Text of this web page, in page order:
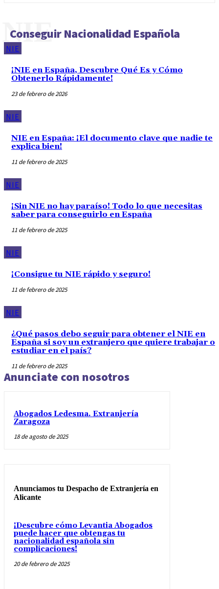
Conseguir Nacionalidad Española
NIE
NIE
¡NIE en España, Descubre Qué Es y Cómo
Obtenerlo Rápidamente!
23 de febrero de 2026
NIE
NIE en España: ¡El documento clave que nadie te
explica bien!
11 de febrero de 2025
NIE
¡Sin NIE no hay paraíso! Todo lo que necesitas
saber para conseguirlo en España
11 de febrero de 2025
NIE
¡Consigue tu NIE rápido y seguro!
11 de febrero de 2025
NIE
¿Qué pasos debo seguir para obtener el NIE en
España si soy un extranjero que quiere trabajar o
estudiar en el país?
11 de febrero de 2025
Anunciate con nosotros
Abogados Ledesma. Extranjería
Zaragoza
18 de agosto de 2025
Anunciamos tu Despacho de Extranjería en
Alicante
¡Descubre cómo Levantia Abogados
puede hacer que obtengas tu
nacionalidad española sin
complicaciones!
20 de febrero de 2025